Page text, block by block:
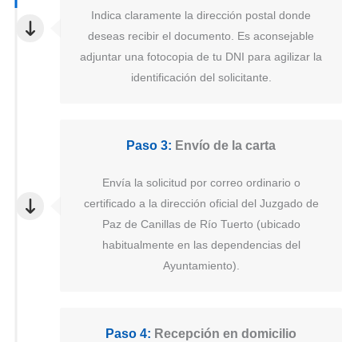
Indica claramente la dirección postal donde
deseas recibir el documento. Es aconsejable
adjuntar una fotocopia de tu DNI para agilizar la
identificación del solicitante.
Paso 3: Envío de la carta
Envía la solicitud por correo ordinario o
certificado a la dirección oficial del Juzgado de
Paz de Canillas de Río Tuerto (ubicado
habitualmente en las dependencias del
Ayuntamiento).
Paso 4: Recepción en domicilio